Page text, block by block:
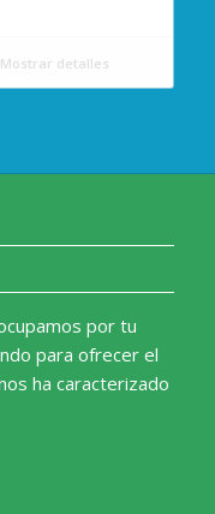
Mostrar detalles
por tu
para ofrecer el
ha caracterizado